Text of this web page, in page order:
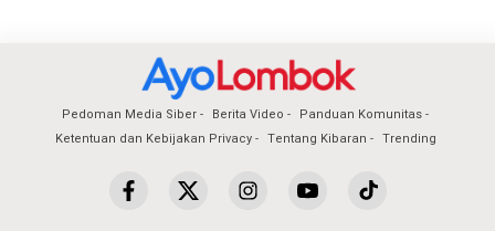
Pedoman Media Siber Berita Video
Panduan Komunitas
Ketentuan dan Kebijakan Privacy
Tentang Kibaran Trending